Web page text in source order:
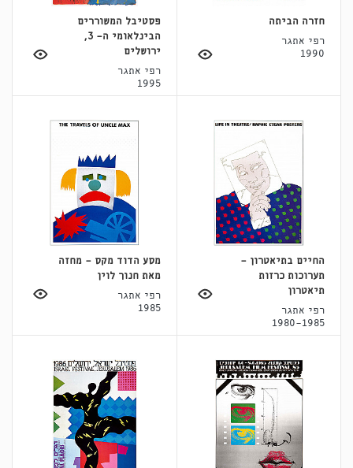
חזרה הביתה
רפי אתגר
1990
פסטיבל המשוררים
הבינלאומי ה- 3,
ירושלים
רפי אתגר
1995
החיים בתיאטרון -
תערוכות כרזות
תיאטרון
רפי אתגר
1980-1985
מסע הדוד מקס - מחזה
מאת חנוך לוין
רפי אתגר
1985